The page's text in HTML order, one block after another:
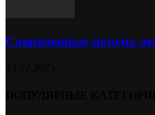
Современные методы